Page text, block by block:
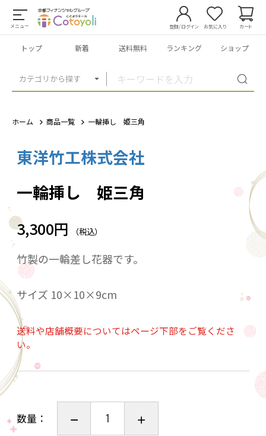
メニュー
カテゴリから探す
登録/ログイン お気に入り カート
トップ 新着 送料無料 ランキング ショップ
ホーム 商品一覧 一輪挿し 姫三角
東洋竹工株式会社
一輪挿し 姫三角
3,300円 （税込）
竹製の一輪差し花器です。
サイズ 10×10×9cm
送料や店舗概要についてはページ下部をご覧くださ
い。
数量：